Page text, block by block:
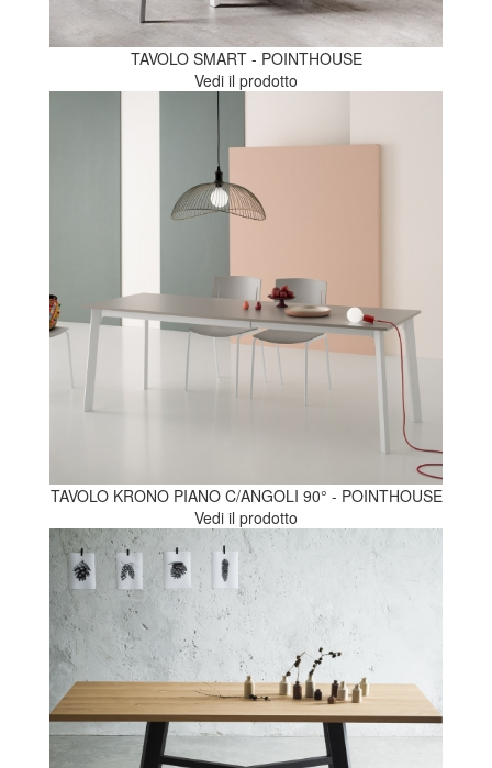
TAVOLO SMART - POINTHOUSE
Vedi il prodotto
TAVOLO KRONO PIANO C/ANGOLI 90° - POINTHOUSE
Vedi il prodotto